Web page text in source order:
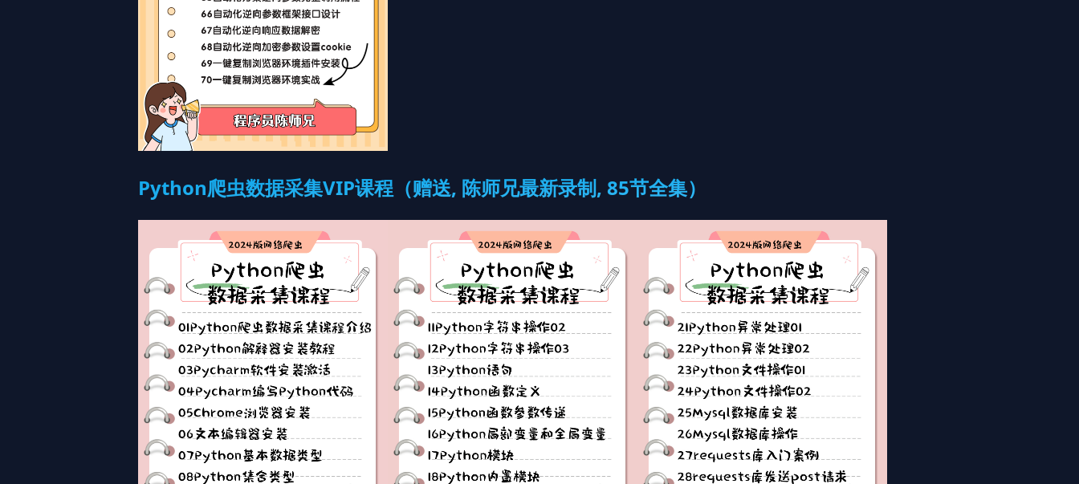
Python爬虫数据采集VIP课程（赠送, 陈师兄最新录制, 85节全集）